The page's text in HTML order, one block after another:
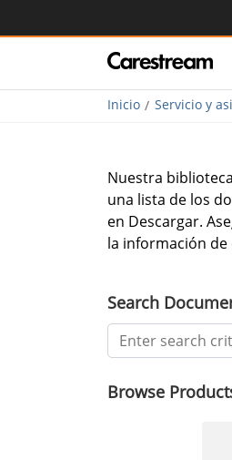
Inicio Servicio y
Nuestra
una lista de los
en Descargar.
la información
Search
Browse